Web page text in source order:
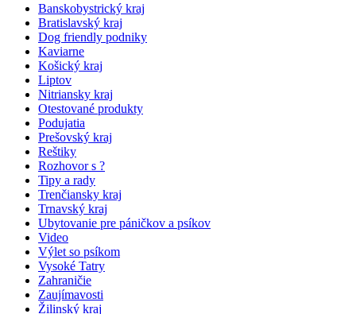
Banskobystrický kraj
Bratislavský kraj
Dog friendly podniky
Kaviarne
Košický kraj
Liptov
Nitriansky kraj
Otestované produkty
Podujatia
Prešovský kraj
Reštiky
Rozhovor s ?
Tipy a rady
Trenčiansky kraj
Trnavský kraj
Ubytovanie pre páničkov a psíkov
Video
Výlet so psíkom
Vysoké Tatry
Zahraničie
Zaujímavosti
Žilinský kraj